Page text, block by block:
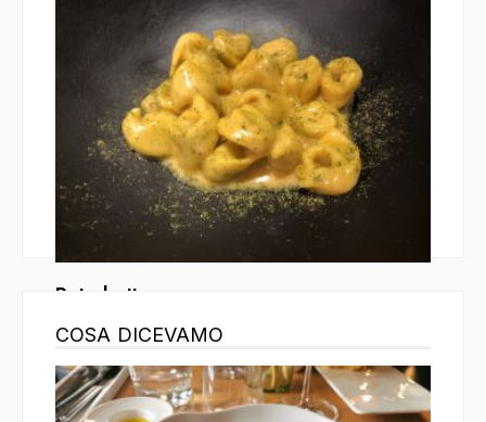
Retrobottega
COSA DICEVAMO